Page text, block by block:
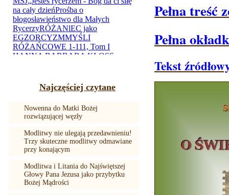
Najczęściej czytane
Nowenna do Matki Bożej
rozwiązującej węzły
Modlitwy nie ulegają przedawnieniu!
Trzy skuteczne modlitwy odmawiane
przy konającym
Modlitwa i Litania do Najświętszej
Głowy Pana Jezusa jako przybytku
Bożej Mądrości
Pełna
Pełna
Tekst